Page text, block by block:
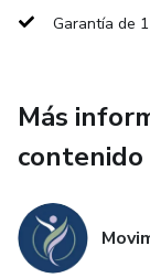
✔ Tener más
✔ Ejercicios
Garantía de
Más
contenido